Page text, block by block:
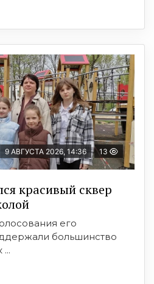
9 АВГУСТА 2026, 14:36 13
красивый сквер
его
большинство